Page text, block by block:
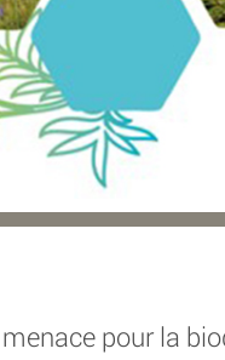
pour la